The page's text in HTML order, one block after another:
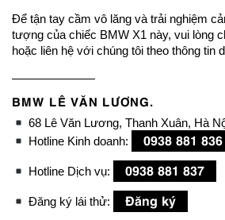
Để tận tay cầm vô lăng và trải nghiệm
tượng của chiếc BMW X1 này, vui lòng
hoặc liên hệ với chúng tôi theo thông tin
———————
BMW LÊ VĂN LƯƠNG.
68 Lê Văn Lương, Thanh Xuân, Hà
Hotline Kinh doanh:
0938 881 836
Hotline Dịch vụ: 0938 881 837
Đăng ký lái thử: Đăng ký